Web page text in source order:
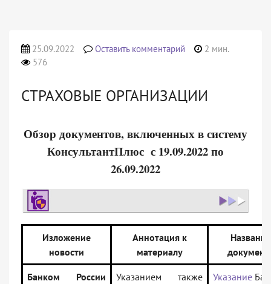
25.09.2022 Оставить комментарий
2 мин.
576
СТРАХОВЫЕ ОРГАНИЗАЦИИ
Обзор документов, включенных в систему
КонсультантПлюс с 19.09.2022 по
26.09.2022
Изложение
новости
Аннотация к
материалу
Название
Банком России
Указанием также
Указание